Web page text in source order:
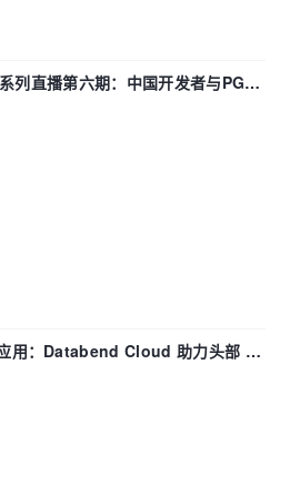
列直播第六期：中国开发者与PG内
贡献了什么？
用：Databend Cloud 助力头部 AI
据管道